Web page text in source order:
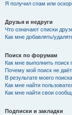
Я получил спам или
Друзья и недруги
Что означают списки
Как мне добавлять/
Поиск по форумам
Как мне выполнить
Почему мой поиск не даёт
В результате моего
Как мне найти
Как мне найти свои
Подписки и закладки